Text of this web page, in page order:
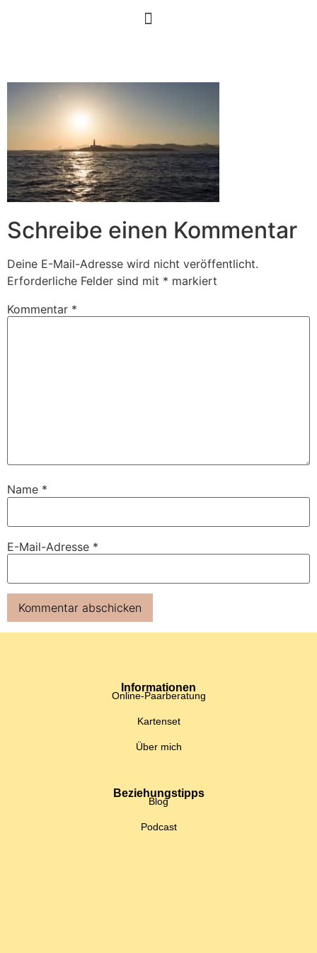
Schreibe einen Kommentar
Deine E-Mail-Adresse wird nicht veröffentlicht.
Erforderliche Felder sind mit * markiert
Kommentar *
Name *
E-Mail-Adresse *
Informationen
Online-Paarberatung
Kartenset
Über mich
Beziehungstipps
Blog
Podcast